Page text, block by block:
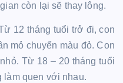
còn lại sẽ thay lông.
12 tháng tuổi trở đi, con
mỏ chuyển màu đỏ. Con
Từ 18 – 20 tháng tuổi
làm quen với nhau.